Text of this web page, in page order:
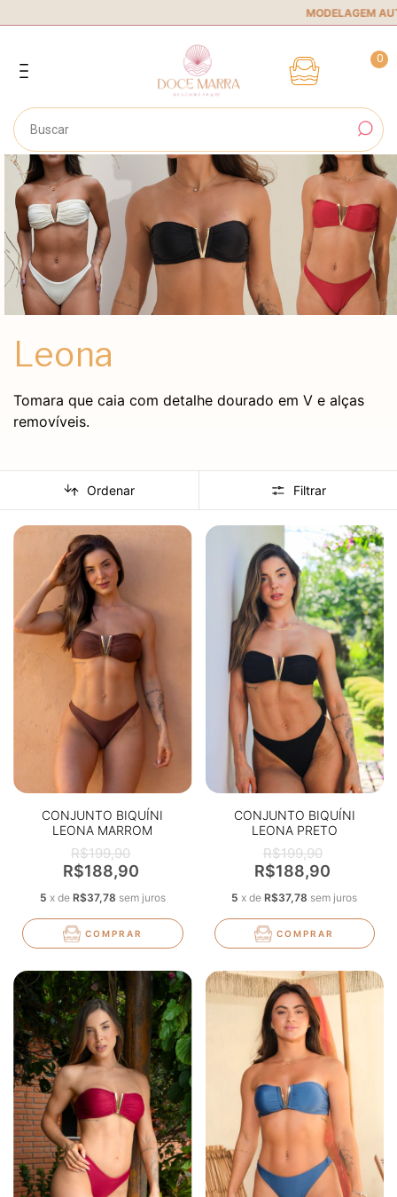
MODELAGEM
0
Leona
Tomara que caia com detalhe dourado em V e alças
removíveis.
Ordenar Filtrar
CONJUNTO BIQUÍNI
LEONA MARROM
R$199,90
R$188,90
5 x de R$37,78 sem juros
COMPRAR
CONJUNTO BIQUÍNI
LEONA PRETO
R$199,90
R$188,90
5 xdeR$37,78 sem juros
COMPRAR